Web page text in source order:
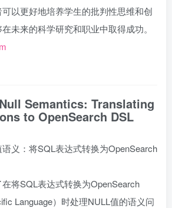
以更好地培养学生的批判性思维和创
未来的科学研究和职业中取得成功。
Semantics: Translating
to OpenSearch DSL
语义：将SQL表达式转换为OpenSearch
在将SQL表达式转换为OpenSearch
Language）时处理NULL值的语义问